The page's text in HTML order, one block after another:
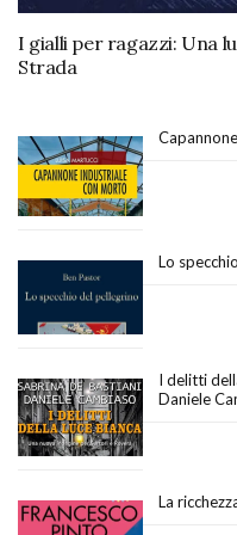
I gialli per ragazzi: Una
Strada
Lo
I delitti
Daniele
La